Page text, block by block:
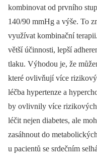
kombinovat od prvního
140/90 mmHg a výše. To
využívat kombinační
větší účinnosti, lepší
tlaku. Výhodou je, že
které ovlivňují více
léčba hypertenze a
by ovlivnily více
léčit nejen diabetes, ale
zasáhnout do
u pacientů se srdečním